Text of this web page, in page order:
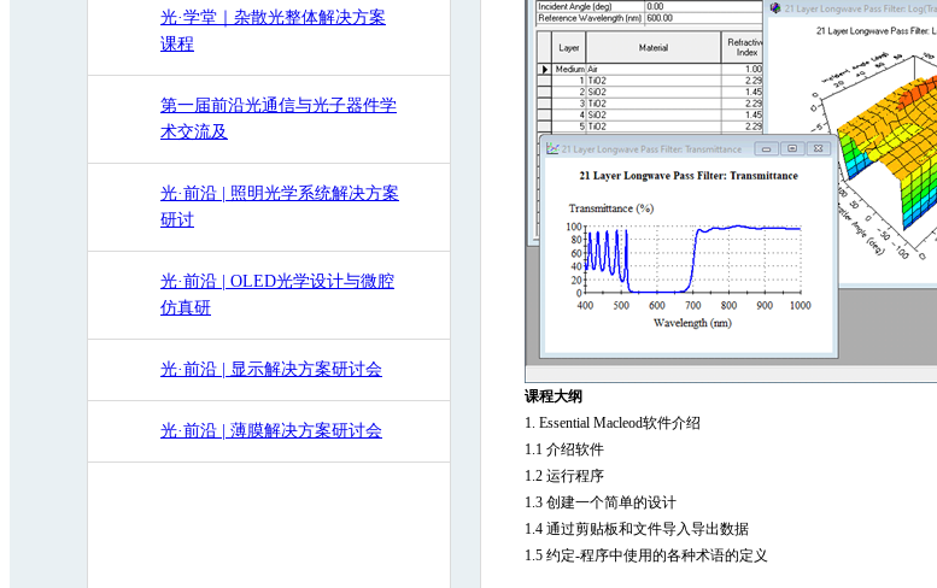
光·学堂｜杂散光整体解决方案
课程
第一届前沿光通信与光子器件学
术交流及
光·前沿 | 照明光学系统解决方案
研讨
光·前沿 | OLED光学设计与微腔
仿真研
光·前沿 | 显示解决方案研讨会
光·前沿 | 薄膜解决方案研讨会
课程大纲
1. Essential Macleod软件介绍
1.1 介绍软件
1.2 运行程序
1.3 创建一个简单的设计
1.4 通过剪贴板和文件导入导出数据
1.5 约定-程序中使用的各种术语的定义